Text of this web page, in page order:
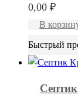
0,00₽
В
Быстрый